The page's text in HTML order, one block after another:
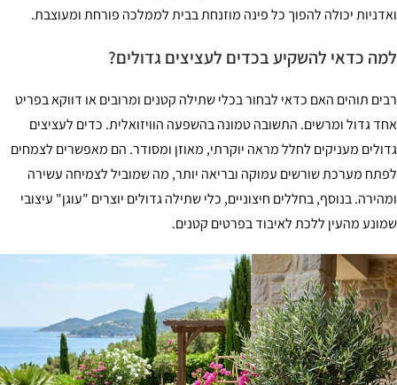
יכולה להפוך כל פינה מוזנחת בבית לממלכה פורחת ומעוצבת.
כדאי להשקיע בכדים לעציצים גדולים?
תוהים האם כדאי לבחור בכלי שתילה קטנים ומרובים או דווקא בפריט
גדול ומרשים. התשובה טמונה בהשפעה הוויזואלית. כדים לעציצים
מעניקים לחלל מראה יוקרתי, מאוזן ומסודר. הם מאפשרים לצמחים
מערכת שורשים עמוקה ובריאה יותר, מה שמוביל לצמיחה עשירה
בנוסף, בחללים חיצוניים, כלי שתילה גדולים יוצרים "עוגן" עיצובי
מהעין ללכת לאיבוד בפרטים קטנים.